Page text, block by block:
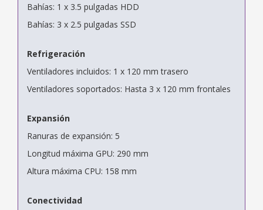
Bahías: 1 x 3.5 pulgadas HDD
Bahías: 3 x 2.5 pulgadas SSD
Refrigeración
Ventiladores incluidos: 1 x 120 mm trasero
Ventiladores soportados: Hasta 3 x 120 mm frontales
Expansión
Ranuras de expansión: 5
Longitud máxima GPU: 290 mm
Altura máxima CPU: 158 mm
Conectividad